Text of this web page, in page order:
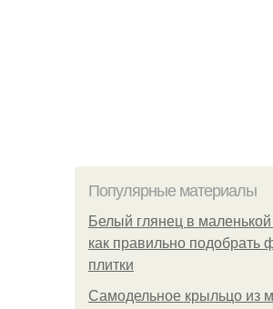
Популярные материалы
Белый глянец в маленькой
как правильно подобрать
плитки
Самодельное крыльцо из